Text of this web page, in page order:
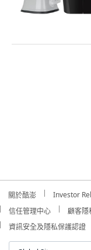
關於酷澎 Investor
信任管理中心
顧客隱
資訊安全及隱私保護認證